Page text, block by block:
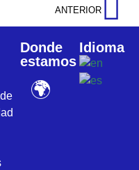
ANTERIOR
Donde
estamos
🌍
Idioma